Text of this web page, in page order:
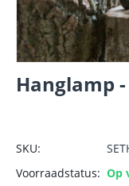
Hanglamp
SKU:
Voorraadstatus: Op